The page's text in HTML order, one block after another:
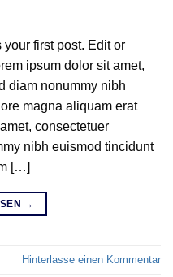
first post. Edit or
ipsum dolor sit amet,
diam nonummy nibh
magna aliquam erat
consectetuer
nibh euismod tincidunt
[…]
→
Hinterlasse einen Kommentar